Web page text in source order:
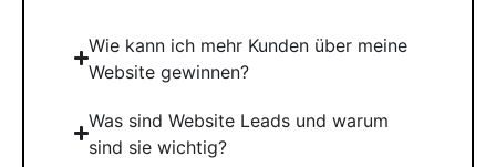
Wie kann ich mehr Kunden über meine
Website gewinnen?
Was sind Website Leads und warum
sind sie wichtig?